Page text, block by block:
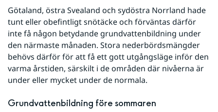
Götaland, östra Svealand och sydöstra Norrland hade
tunt eller obefintligt snötäcke och förväntas därför
inte få någon betydande grundvattenbildning under
den närmaste månaden. Stora nederbördsmängder
behövs därför för att få ett gott utgångsläge inför den
varma årstiden, särskilt i de områden där nivåerna är
under eller mycket under de normala.
Grundvattenbildning före sommaren